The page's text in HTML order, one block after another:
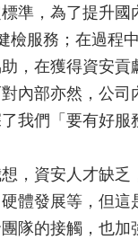
準，為了提升國
檢服務；在過程
，在獲得資安
內部亦然，公司
我們「要有好服
，資安人才缺乏
體發展等，但這
隊的接觸，也加